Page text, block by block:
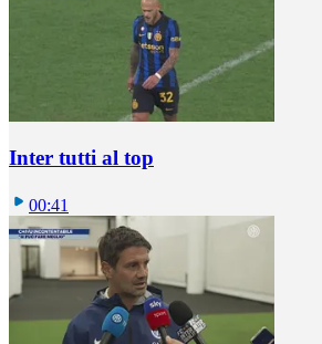
Inter tutti al top
00:41